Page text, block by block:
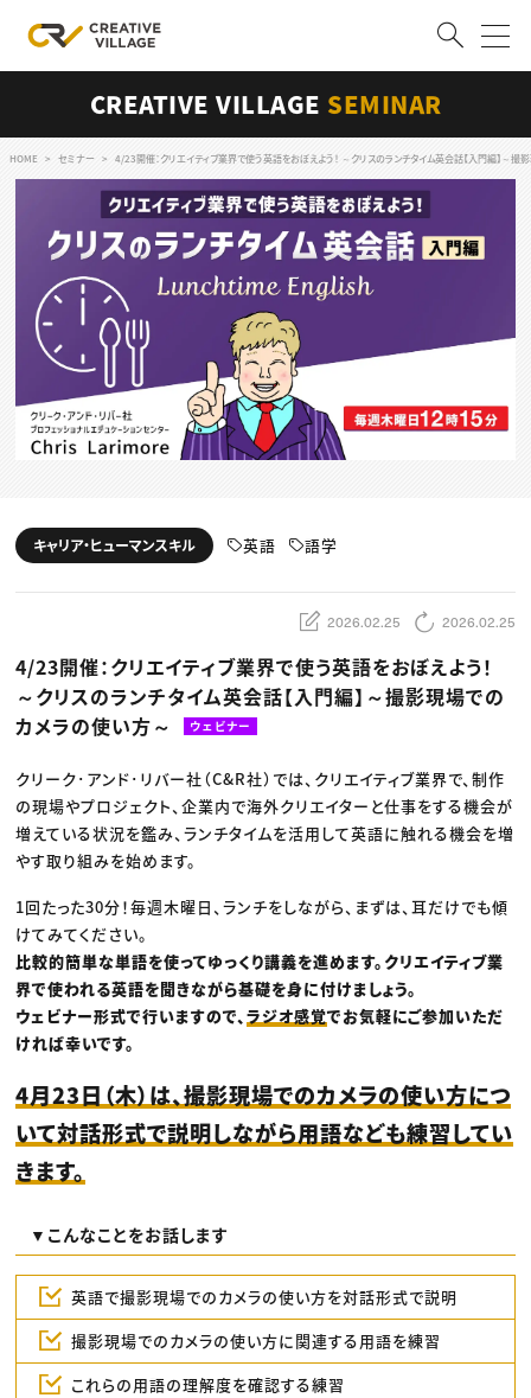
ログイン 会員登録
RECRUIT
クリエイター求人を探す
CREATIVE JOB求人検索
特集求人
採用説明会
転職支援サービス
スキルアップしたい！
動画配信・映像制作
編集・ライティング
ディレクション
TOP Creator’s コラム トップ
Webクリエイター
ゲームクリエイター
クリエイターインタビュー
C＆R Magazine
セミナー
ニュース・トレンド トップ
Web
映像
ゲーム・エンタメ
広告
CREATIVE VILLAGEからのお知らせ
プロフェッショナル×つながる×メディア
CREATIVE VILLAGE SEMINAR
HOME セミナー 4/23開催：クリエイティブ業界で使う英語をおぼえよう！ ～クリスのランチタイム英会話【入門編】～撮
キャリア・ヒューマンスキル 英語 語学
2026.02.25 2026.02.25
4/23開催：クリエイティブ業界で使う英語をおぼえよう！
～クリスのランチタイム英会話【入門編】～撮影現場での
カメラの使い方～
ウェビナー
クリーク･アンド･リバー社（C&R社）では、クリエイティブ業界で、制作
の現場やプロジェクト、企業内で海外クリエイターと仕事をする機会が
増えている状況を鑑み、ランチタイムを活用して英語に触れる機会を増
やす取り組みを始めます。
1回たった30分！毎週木曜日、ランチをしながら、まずは、耳だけでも傾
けてみてください。
比較的簡単な単語を使ってゆっくり講義を進めます。クリエイティブ業
界で使われる英語を聞きながら基礎を身に付けましょう。
ウェビナー形式で行いますので、ラジオ感覚でお気軽にご参加いただ
ければ幸いです。
4月23日（木）は、撮影現場でのカメラの使い方につ
いて対話形式で説明しながら用語なども練習してい
きます。
▼こんなことをお話します
英語で撮影現場でのカメラの使い方を対話形式で説明
撮影現場でのカメラの使い方に関連する用語を練習
これらの用語の理解度を確認する練習